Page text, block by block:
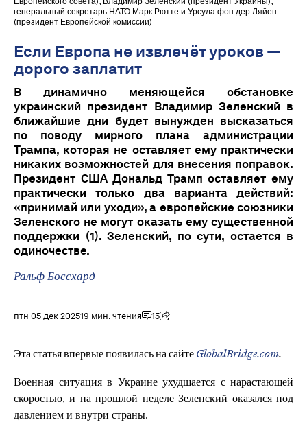
Европейского совета), Владимир Зеленский (президент Украины),
генеральный секретарь НАТО Марк Рютте и Урсула фон дер Ляйен
(президент Европейской комиссии)
Если Европа не извлечёт уроков —
дорого заплатит
В динамично меняющейся обстановке
украинский президент Владимир Зеленский в
ближайшие дни будет вынужден высказаться
по поводу мирного плана администрации
Трампа, которая не оставляет ему практически
никаких возможностей для внесения поправок.
Президент США Дональд Трамп оставляет ему
практически только два варианта действий:
«принимай или уходи», а европейские союзники
Зеленского не могут оказать ему существенной
поддержки (1). Зеленский, по сути, остается в
одиночестве.
Ральф Боссхард
птн 05 дек 202519 мин. чтения 15
Эта статья впервые появилась на сайте GlobalBridge.com.
Военная ситуация в Украине ухудшается с нарастающей
скоростью, и на прошлой неделе Зеленский оказался под
давлением и внутри страны.